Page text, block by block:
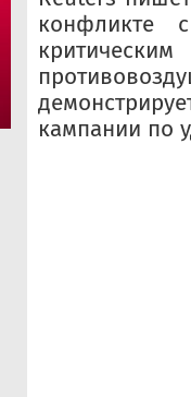
конфликте
кампании по